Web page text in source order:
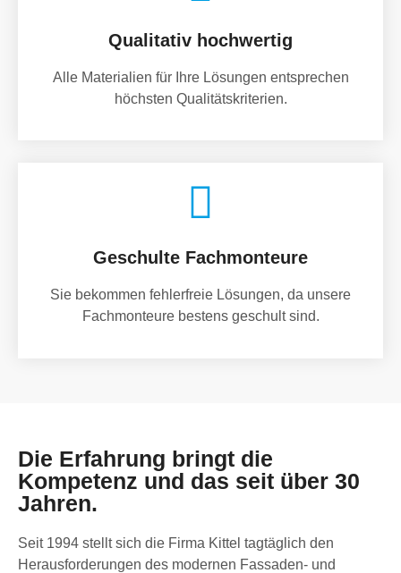
Qualitativ hochwertig
Alle Materialien für Ihre Lösungen entsprechen
höchsten Qualitätskriterien.
Geschulte Fachmonteure
Sie bekommen fehlerfreie Lösungen, da unsere
Fachmonteure bestens geschult sind.
Die Erfahrung bringt die
Kompetenz und das seit über 30
Jahren.
Seit 1994 stellt sich die Firma Kittel tagtäglich den
Herausforderungen des modernen Fassaden- und